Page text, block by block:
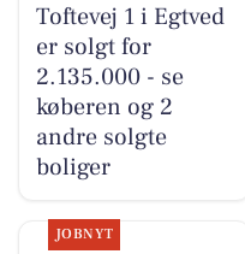
Toftevej 1 i Egtved
er solgt for
2.135.000 - se
køberen og 2
andre solgte
boliger
JOBNYT